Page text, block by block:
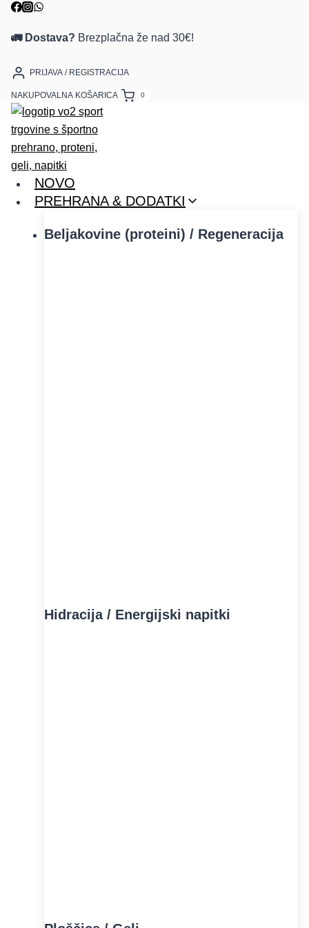
Skip
content
🚛 Dostava? Brezplačna že nad 30€!
PRIJAVA / REGISTRACIJA
NAKUPOVALNA KOŠARICA 0
NOVO
PREHRANA & DODATKI
Beljakovine (proteini) / Regeneracija
Hidracija / Energijski napitki